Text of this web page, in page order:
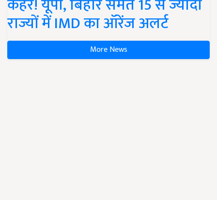
राज्यों में IMD का ऑरेंज अलर्ट
More News